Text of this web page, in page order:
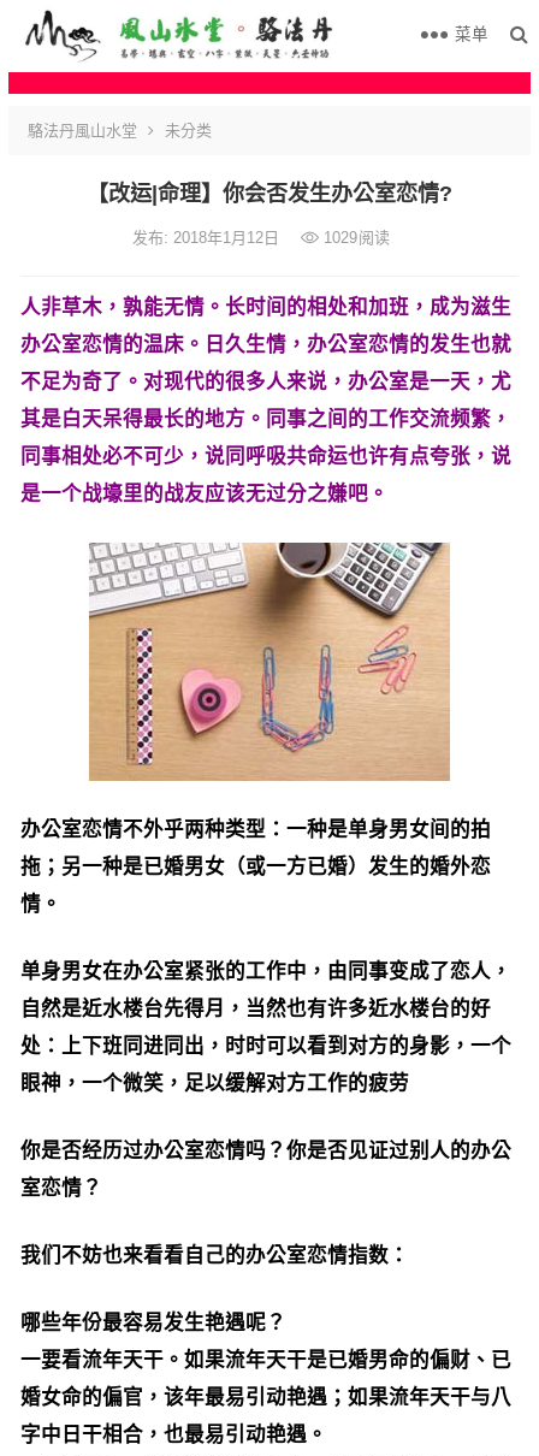
菜单
駱法丹風山水堂 未分类
【改运|命理】你会否发生办公室恋情?
发布: 2018年1月12日 1029阅读
人非草木，孰能无情。长时间的相处和加班，成为滋生
办公室恋情的温床。日久生情，办公室恋情的发生也就
不足为奇了。对现代的很多人来说，办公室是一天，尤
其是白天呆得最长的地方。同事之间的工作交流频繁，
同事相处必不可少，说同呼吸共命运也许有点夸张，说
是一个战壕里的战友应该无过分之嫌吧。
办公室恋情不外乎两种类型：一种是单身男女间的拍
拖；另一种是已婚男女（或一方已婚）发生的婚外恋
情。
单身男女在办公室紧张的工作中，由同事变成了恋人，
自然是近水楼台先得月，当然也有许多近水楼台的好
处：上下班同进同出，时时可以看到对方的身影，一个
眼神，一个微笑，足以缓解对方工作的疲劳
你是否经历过办公室恋情吗？你是否见证过别人的办公
室恋情？
我们不妨也来看看自己的办公室恋情指数：
哪些年份最容易发生艳遇呢？
一要看流年天干。如果流年天干是已婚男命的偏财、已
婚女命的偏官，该年最易引动艳遇；如果流年天干与八
字中日干相合，也最易引动艳遇。